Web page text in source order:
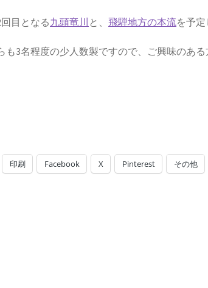
目となる九頭竜川 と、飛騨地方の本流を予定
も3名程度の少人数製ですので、ご興味のある
印刷 Facebook X Pinterest その他